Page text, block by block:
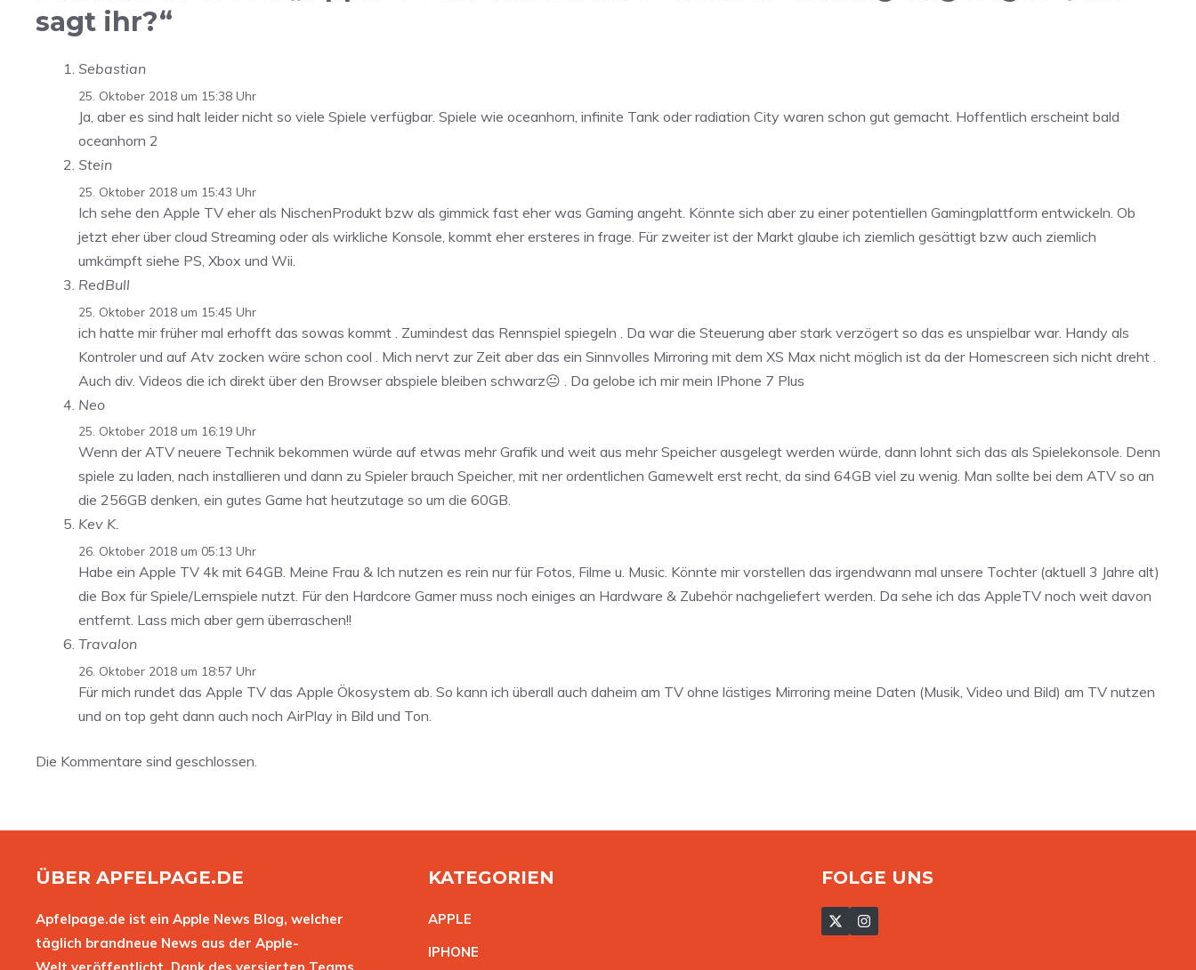
sagt ihr?“
Sebastian
25. Oktober 2018 um 15:38 Uhr
Ja, aber es sind halt leider nicht so viele Spiele verfügbar. Spiele wie oceanhorn, infinite Tank oder radiation City waren schon gut gemacht. Hoffentlich erscheint bald
oceanhorn 2
Stein
25. Oktober 2018 um 15:43 Uhr
Ich sehe den Apple TV eher als NischenProdukt bzw als gimmick fast eher was Gaming angeht. Könnte sich aber zu einer potentiellen Gamingplattform entwickeln. Ob
jetzt eher über cloud Streaming oder als wirkliche Konsole, kommt eher ersteres in frage. Für zweiter ist der Markt glaube ich ziemlich gesättigt bzw auch ziemlich
umkämpft siehe PS, Xbox und Wii.
RedBull
25. Oktober 2018 um 15:45 Uhr
ich hatte mir früher mal erhofft das sowas kommt . Zumindest das Rennspiel spiegeln . Da war die Steuerung aber stark verzögert so das es unspielbar war. Handy als
Kontroler und auf Atv zocken wäre schon cool . Mich nervt zur Zeit aber das ein Sinnvolles Mirroring mit dem XS Max nicht möglich ist da der Homescreen sich nicht dreht .
Auch div. Videos die ich direkt über den Browser abspiele bleiben schwarz😐 . Da gelobe ich mir mein IPhone 7 Plus
Neo
25. Oktober 2018 um 16:19 Uhr
Wenn der ATV neuere Technik bekommen würde auf etwas mehr Grafik und weit aus mehr Speicher ausgelegt werden würde, dann lohnt sich das als Spielekonsole. Denn
spiele zu laden, nach installieren und dann zu Spieler brauch Speicher, mit ner ordentlichen Gamewelt erst recht, da sind 64GB viel zu wenig. Man sollte bei dem ATV so an
die 256GB denken, ein gutes Game hat heutzutage so um die 60GB.
Kev K.
26. Oktober 2018 um 05:13 Uhr
Habe ein Apple TV 4k mit 64GB. Meine Frau & Ich nutzen es rein nur für Fotos, Filme u. Music. Könnte mir vorstellen das irgendwann mal unsere Tochter (aktuell 3 Jahre alt)
die Box für Spiele/Lernspiele nutzt. Für den Hardcore Gamer muss noch einiges an Hardware & Zubehör nachgeliefert werden. Da sehe ich das AppleTV noch weit davon
entfernt. Lass mich aber gern überraschen!!
Travalon
26. Oktober 2018 um 18:57 Uhr
Für mich rundet das Apple TV das Apple Ökosystem ab. So kann ich überall auch daheim am TV ohne lästiges Mirroring meine Daten (Musik, Video und Bild) am TV nutzen
und on top geht dann auch noch AirPlay in Bild und Ton.
Die Kommentare sind geschlossen.
ÜBER APFELPAGE.DE
Apfelpage.de ist ein Apple News Blog, welcher
täglich brandneue News aus der Apple-
KATEGORIEN
APPLE
IPHONE
FOLGE UNS